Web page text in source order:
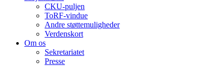
CKU-puljen
ToRF-vindue
Andre støttemuligheder
Verdenskort
Om os
Sekretariatet
Presse